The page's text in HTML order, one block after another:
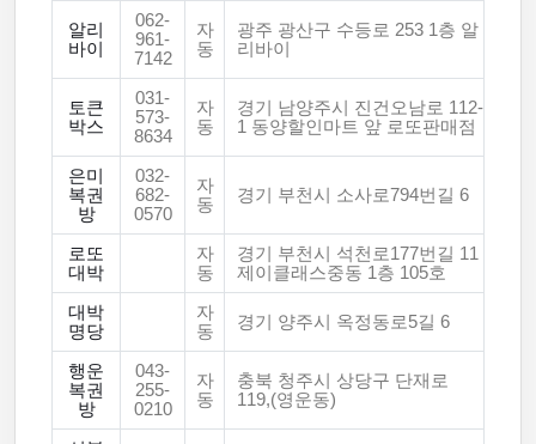
알리
바이
062-
961-
7142
자
동
광주 광산구 수등로 253 1층 알
리바이
토큰
박스
031-
573-
8634
자
동
경기 남양주시 진건오남로 112-
1 동양할인마트 앞 로또판매점
은미
복권
방
032-
682-
0570
자
동
경기 부천시 소사로794번길 6
로또
대박
자
동
경기 부천시 석천로177번길 11
제이클래스중동 1층 105호
대박
명당
자
동
경기 양주시 옥정동로5길 6
행운
복권
방
043-
255-
0210
자
동
충북 청주시 상당구 단재로
119,(영운동)